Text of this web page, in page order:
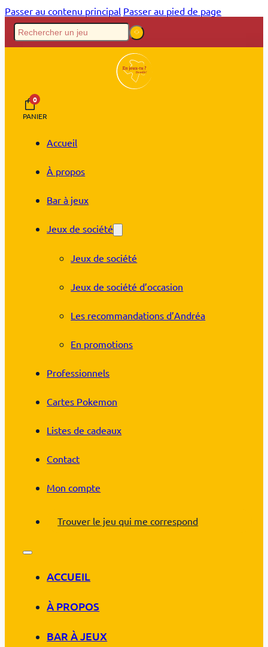
Passer au contenu principal Passer au pied de page
0
PANIER
Accueil
À propos
Bar à jeux
Jeux de société
Jeux de société
Jeux de société d’occasion
Les recommandations d’Andréa
En promotions
Professionnels
Cartes Pokemon
Listes de cadeaux
Contact
Mon compte
Trouver le jeu qui me correspond
ACCUEIL
À PROPOS
BAR À JEUX